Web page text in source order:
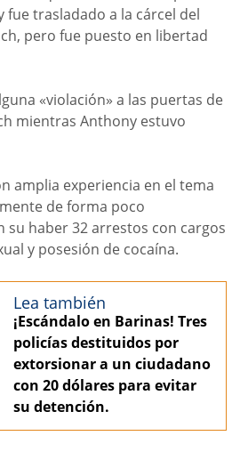
fue trasladado a la cárcel del
pero fue puesto en libertad
«violación» a las puertas de
mientras Anthony estuvo
amplia experiencia en el tema
de forma poco
su haber 32 arrestos con cargos
y posesión de cocaína.
Lea también
¡Escándalo en Barinas! Tres
policías destituidos por
extorsionar a un ciudadano
con 20 dólares para evitar
su detención.